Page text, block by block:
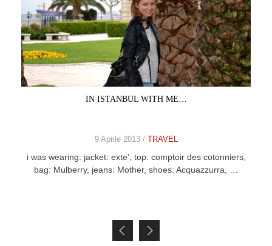
IN ISTANBUL WITH ME…
9 Aprile 2013 / TRAVEL
i was wearing: jacket: exte’, top: comptoir des cotonniers,
bag: Mulberry, jeans: Mother, shoes: Acquazzurra, …